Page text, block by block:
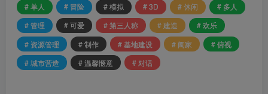
# 单人
# 冒险 # 模拟 # 3D # 休闲
# 多人
# 管理
# 可爱 # 第三人称 # 建造
# 欢乐
# 资源管理
# 制作 # 基地建设 # 阖家
# 俯视
# 城市营造
# 温馨惬意 # 对话